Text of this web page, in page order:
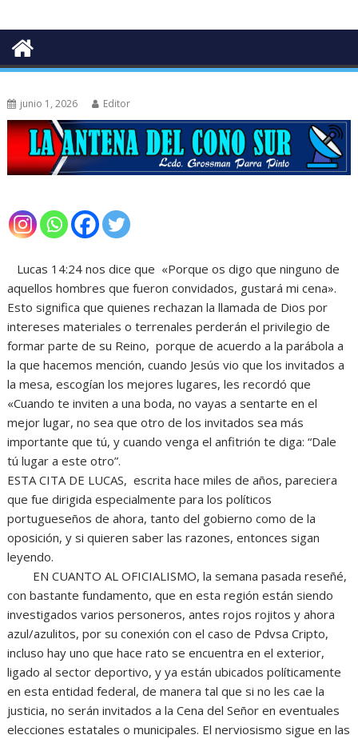
junio 1, 2026 Editor
Lucas 14:24 nos dice que «Porque os digo que ninguno de
aquellos hombres que fueron convidados, gustará mi cena».
Esto significa que quienes rechazan la llamada de Dios por
intereses materiales o terrenales perderán el privilegio de
formar parte de su Reino, porque de acuerdo a la parábola a
la que hacemos mención, cuando Jesús vio que los invitados a
la mesa, escogían los mejores lugares, les recordó que
«Cuando te inviten a una boda, no vayas a sentarte en el
mejor lugar, no sea que otro de los invitados sea más
importante que tú, y cuando venga el anfitrión te diga: “Dale
tú lugar a este otro”.
ESTA CITA DE LUCAS, escrita hace miles de años, pareciera
que fue dirigida especialmente para los políticos
portugueseños de ahora, tanto del gobierno como de la
oposición, y si quieren saber las razones, entonces sigan
leyendo.
EN CUANTO AL OFICIALISMO, la semana pasada reseñé,
con bastante fundamento, que en esta región están siendo
investigados varios personeros, antes rojos rojitos y ahora
azul/azulitos, por su conexión con el caso de Pdvsa Cripto,
incluso hay uno que hace rato se encuentra en el exterior,
ligado al sector deportivo, y ya están ubicados políticamente
en esta entidad federal, de manera tal que si no les cae la
justicia, no serán invitados a la Cena del Señor en eventuales
elecciones estatales o municipales. El nerviosismo sigue en las